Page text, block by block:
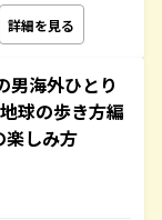
詳細を見る
男海外ひとり
球の歩き方編
楽しみ方